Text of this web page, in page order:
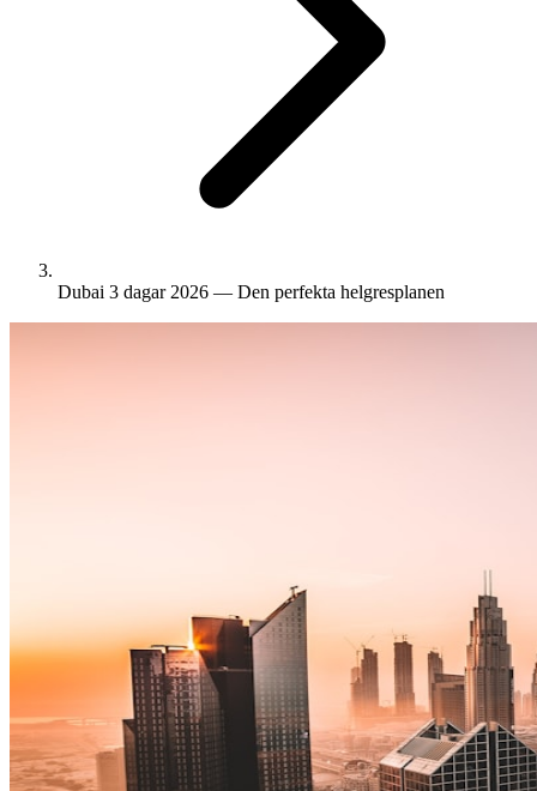
Dubai 3 dagar 2026 — Den perfekta helgresplanen